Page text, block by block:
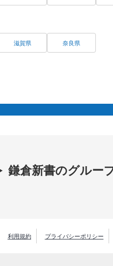
滋賀県 奈良県
鎌倉新書のグルー
利用規約 プライバシーポリシー